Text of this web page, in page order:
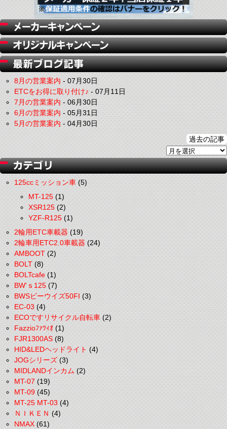
8月の営業案内-07月30日
ETCをお得に取り付け♪-07月11日
7月の営業案内-06月30日
6月の営業案内-05月31日
5月の営業案内-04月30日
過去の記事
125ccミッション車(5)
MT-125(1)
XSR125(2)
YZF-R125(1)
2輪用ETC車載器(19)
2輪車用ETC2.0車載器(24)
AMBOOT(2)
BOLT(8)
BOLTcafe(1)
BW'ｓ125(7)
BWSビーウイズ50FI(3)
EC-03(4)
ECOですリサイクル自転車(2)
Fazzioﾌｧﾂｨｵ(1)
FJR1300AS(8)
HID&LEDヘッドライト(4)
JOGシリーズ(3)
MIDLANDインカム(2)
MT-07(19)
MT-09(45)
MT-25 MT-03(4)
ＮＩＫＥＮ(4)
NMAX(61)